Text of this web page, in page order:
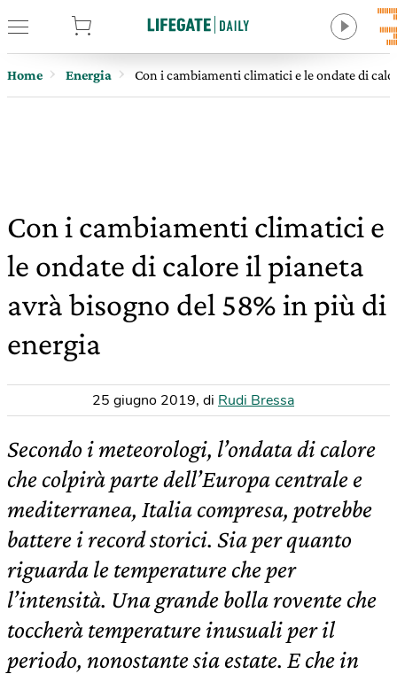
Home Energia Con i cambiamenti climatici e le ondate di
Con i cambiamenti climatici e
le ondate di calore il pianeta
avrà bisogno del 58% in più di
energia
25 giugno 2019, di Rudi Bressa
Secondo i meteorologi, l’ondata di calore
che colpirà parte dell’Europa centrale e
mediterranea, Italia compresa, potrebbe
battere i record storici. Sia per quanto
riguarda le temperature che per
l’intensità. Una grande bolla rovente che
toccherà temperature inusuali per il
periodo, nonostante sia estate. E che in